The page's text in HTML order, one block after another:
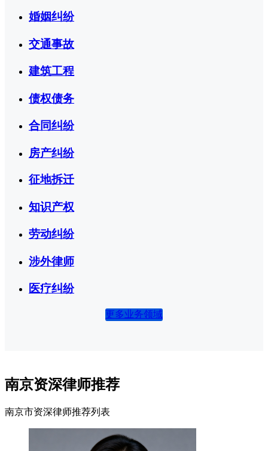
婚姻纠纷
交通事故
建筑工程
债权债务
合同纠纷
房产纠纷
征地拆迁
知识产权
劳动纠纷
涉外律师
医疗纠纷
更多业务领域
南京资深律师推荐
南京市资深律师推荐列表